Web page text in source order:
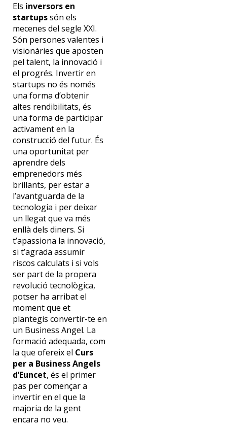
Els inversors en
startupssón els
mecenes del segle XXI.
Són persones valentes i
visionàries que aposten
pel talent, la innovació i
el progrés. Invertir en
startups no és només
una forma d’obtenir
altes rendibilitats, és
una forma de participar
activament en la
construcció del futur. És
una oportunitat per
aprendre dels
emprenedors més
brillants, per estar a
l’avantguarda de la
tecnologia i per deixar
un llegat que va més
enllà dels diners. Si
t’apassiona la innovació,
si t’agrada assumir
riscos calculats i si vols
ser part de la propera
revolució tecnològica,
potser ha arribat el
moment que et
plantegis convertir-te en
un Business Angel. La
formació adequada, com
la que ofereix el Curs
per a Business Angels
d’Euncet, és el primer
pas per començar a
invertir en el que la
majoria de la gent
encara no veu.